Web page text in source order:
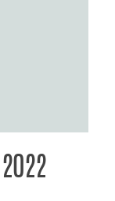
2022